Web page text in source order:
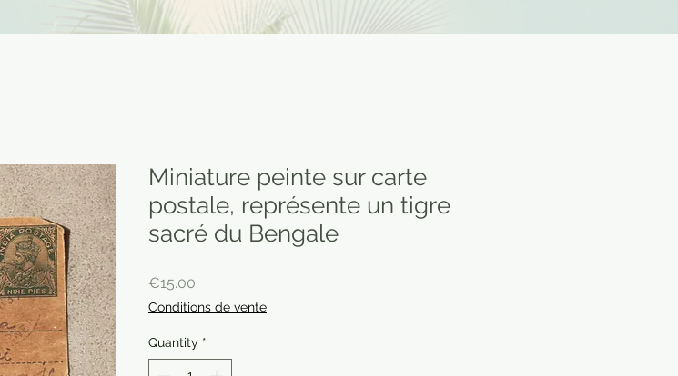
Miniature peinte sur carte
postale, représente un tigre
sacré du Bengale
€15.00
Conditions de vente
Quantity *